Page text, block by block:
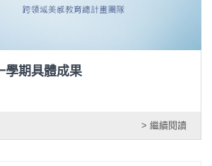
學期具體成果
> 繼續閱讀